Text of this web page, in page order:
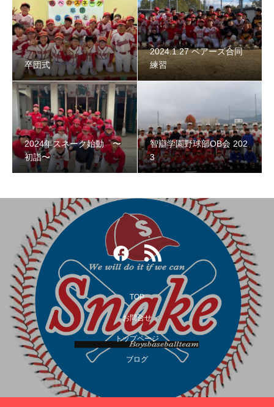
智辯学園野球部OB会 2023
第３回阿倍野スネークOB野球大会
卒団式
2024.1.27 ベアーズ合同
練習
2024年スネーク始動 〜
初詣〜
智辯学園野球部OB会 202
3
TOP
お問合せ
トップページ
ブログ